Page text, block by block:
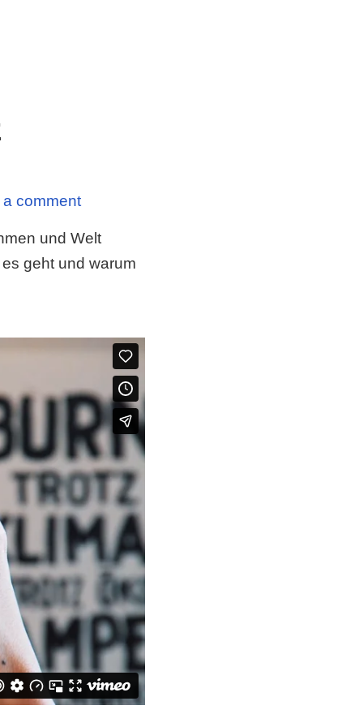
comment
und Welt
geht und warum